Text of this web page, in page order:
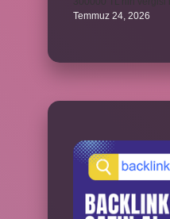
Temmuz 24, 2026